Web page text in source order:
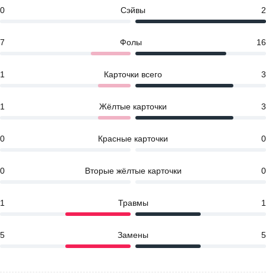
0 Сэйвы 2
7 Фолы 16
1 Карточки всего 3
1 Жёлтые карточки 3
0 Красные карточки 0
0 Вторые жёлтые карточки 0
1 Травмы 1
5 Замены 5